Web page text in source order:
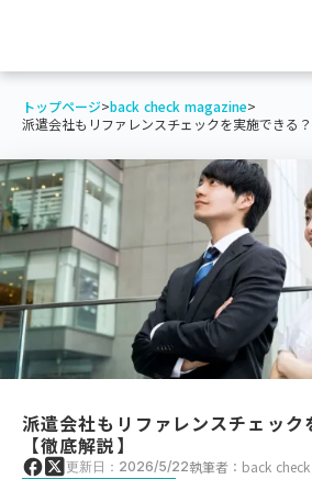
トップページ>back check magazine>
派遣会社もリファレンスチェックを実施できる？
派遣会社もリファレンスチェック
【徹底解説】
更新日：2026/5/22執筆者：back